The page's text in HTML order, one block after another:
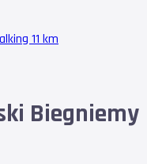
11 km
Biegniemy